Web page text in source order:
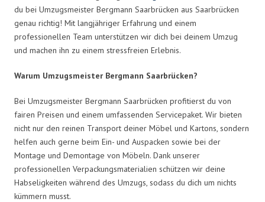
du bei Umzugsmeister Bergmann Saarbrücken aus Saarbrücken
genau richtig! Mit langjähriger Erfahrung und einem
professionellen Team unterstützen wir dich bei deinem Umzug
und machen ihn zu einem stressfreien Erlebnis.
Warum Umzugsmeister Bergmann Saarbrücken?
Bei Umzugsmeister Bergmann Saarbrücken profitierst du von
fairen Preisen und einem umfassenden Servicepaket. Wir bieten
nicht nur den reinen Transport deiner Möbel und Kartons, sondern
helfen auch gerne beim Ein- und Auspacken sowie bei der
Montage und Demontage von Möbeln. Dank unserer
professionellen Verpackungsmaterialien schützen wir deine
Habseligkeiten während des Umzugs, sodass du dich um nichts
kümmern musst.